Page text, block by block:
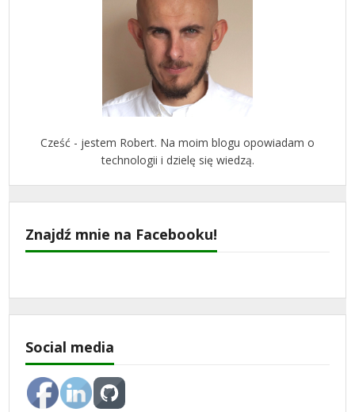
Cześć - jestem Robert. Na moim blogu opowiadam o
technologii i dzielę się wiedzą.
Znajdź mnie na Facebooku!
Social media